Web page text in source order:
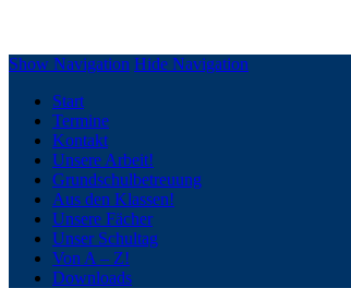
Show Navigation Hide Navigation
Start
Termine
Kontakt
Unsere Arbeit!
Grundschulbetreuung
Aus den Klassen!
Unsere Fächer
Unser Schultag
Von A – Z!
Downloads